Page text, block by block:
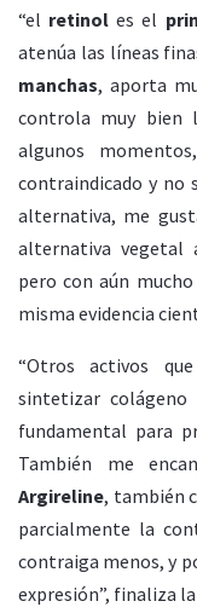
“el retinol es el
atenúa las líneas
manchas, aporta
controla muy bien
algunos
contraindicado y no
alternativa, me
alternativa vegetal
pero con aún
misma evidencia
“Otros activos
sintetizar colágeno
fundamental para
También me
Argireline, también
parcialmente la
contraiga menos, y
expresión”, finaliza